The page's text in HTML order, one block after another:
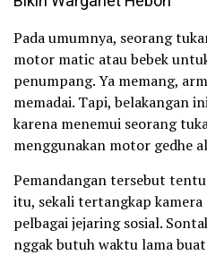
Pada umumnya, seorang
motor matic atau bebek
penumpang. Ya memang,
memadai. Tapi, belakangan
karena menemui seorang
menggunakan motor gedhe
Pemandangan tersebut
itu, sekali tertangkap
pelbagai jejaring sosial.
nggak butuh waktu lama